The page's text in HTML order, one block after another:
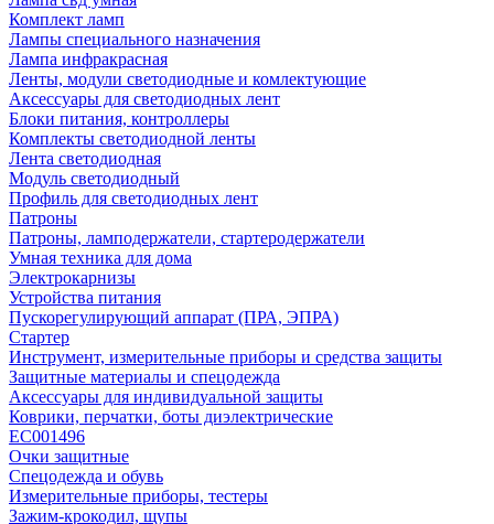
Комплект ламп
Лампы специального назначения
Лампа инфракрасная
Ленты, модули светодиодные и комлектующие
Аксессуары для светодиодных лент
Блоки питания, контроллеры
Комплекты светодиодной ленты
Лента светодиодная
Модуль светодиодный
Профиль для светодиодных лент
Патроны
Патроны, ламподержатели, стартеродержатели
Умная техника для дома
Электрокарнизы
Устройства питания
Пускорегулирующий аппарат (ПРА, ЭПРА)
Стартер
Инструмент, измерительные приборы и средства защиты
Защитные материалы и спецодежда
Аксессуары для индивидуальной защиты
Коврики, перчатки, боты диэлектрические
EC001496
Очки защитные
Спецодежда и обувь
Измерительные приборы, тестеры
Зажим-крокодил, щупы